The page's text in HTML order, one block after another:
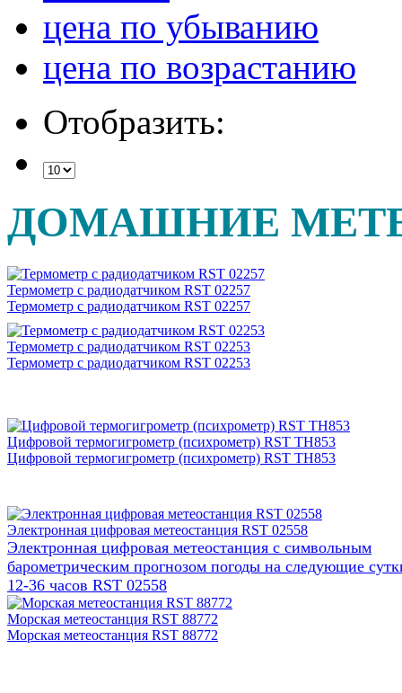
цена по убыванию
цена по возрастанию
Отобразить:
ДОМАШНИЕ
Термометр с радиодатчиком RST 02257
Термометр с радиодатчиком RST 02257
Термометр с радиодатчиком RST 02253
Термометр с радиодатчиком RST 02253
Цифровой термогигрометр (психрометр) RST TH853
Цифровой термогигрометр (психрометр) RST TH853
Электронная цифровая метеостанция RST 02558
Электронная цифровая метеостанция с символьным
барометрическим прогнозом погоды на следующие
12-36 часов RST 02558
Морская метеостанция RST 88772
Морская метеостанция RST 88772